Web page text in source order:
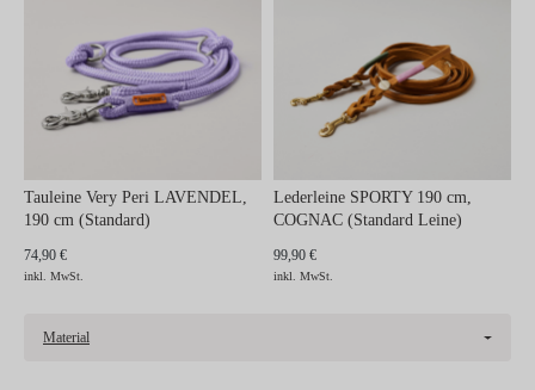
Tauleine Very Peri LAVENDEL,
190 cm (Standard)
74,90 €
inkl. MwSt.
Lederleine SPORTY 190 cm,
COGNAC (Standard Leine)
99,90 €
inkl. MwSt.
Material